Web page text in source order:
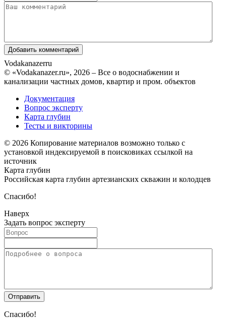
Vodakanazerru
© «Vodakanazer.ru», 2026 – Все о водоснабжении и
канализации частных домов, квартир и пром. объектов
Документация
Вопрос эксперту
Карта глубин
Тесты и викторины
© 2026 Копирование материалов возможно только с
установкой индексируемой в поисковиках ссылкой на
источник
Карта глубин
Российская карта глубин артезианских скважин и колодцев
Спасибо!
Наверх
Задать вопрос эксперту
Спасибо!